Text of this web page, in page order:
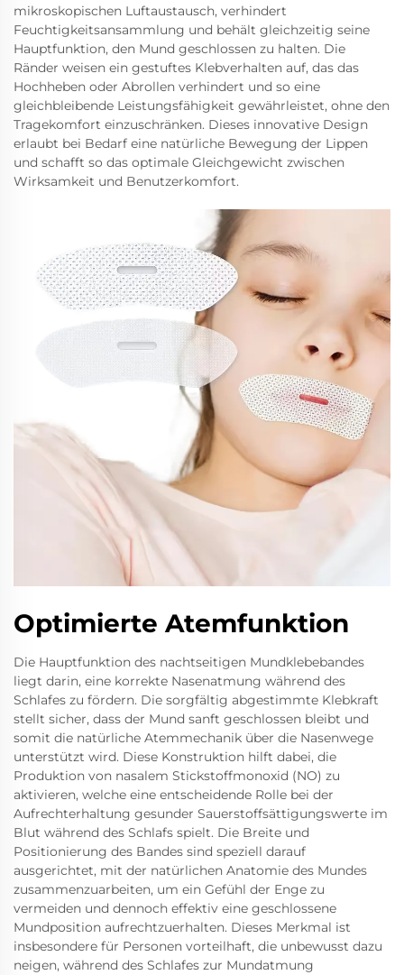
mikroskopischen Luftaustausch, verhindert
Feuchtigkeitsansammlung und behält gleichzeitig seine
Hauptfunktion, den Mund geschlossen zu halten. Die
Ränder weisen ein gestuftes Klebverhalten auf, das das
Hochheben oder Abrollen verhindert und so eine
gleichbleibende Leistungsfähigkeit gewährleistet, ohne den
Tragekomfort einzuschränken. Dieses innovative Design
erlaubt bei Bedarf eine natürliche Bewegung der Lippen
und schafft so das optimale Gleichgewicht zwischen
Wirksamkeit und Benutzerkomfort.
Optimierte Atemfunktion
Die Hauptfunktion des nachtseitigen Mundklebebandes
liegt darin, eine korrekte Nasenatmung während des
Schlafes zu fördern. Die sorgfältig abgestimmte Klebkraft
stellt sicher, dass der Mund sanft geschlossen bleibt und
somit die natürliche Atemmechanik über die Nasenwege
unterstützt wird. Diese Konstruktion hilft dabei, die
Produktion von nasalem Stickstoffmonoxid (NO) zu
aktivieren, welche eine entscheidende Rolle bei der
Aufrechterhaltung gesunder Sauerstoffsättigungswerte im
Blut während des Schlafs spielt. Die Breite und
Positionierung des Bandes sind speziell darauf
ausgerichtet, mit der natürlichen Anatomie des Mundes
zusammenzuarbeiten, um ein Gefühl der Enge zu
vermeiden und dennoch effektiv eine geschlossene
Mundposition aufrechtzuerhalten. Dieses Merkmal ist
insbesondere für Personen vorteilhaft, die unbewusst dazu
neigen, während des Schlafes zur Mundatmung